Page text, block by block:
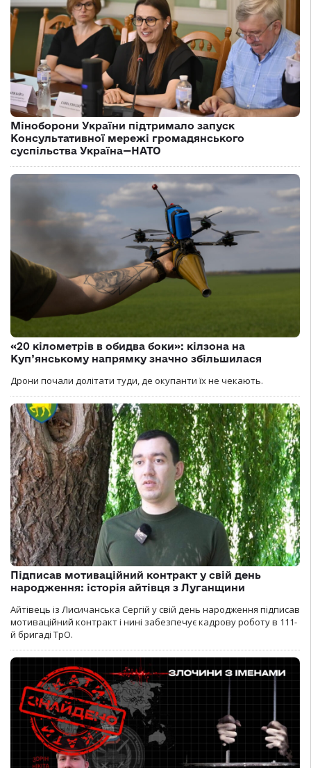
Міноборони України підтримало запуск
Консультативної мережі громадянського
суспільства Україна—НАТО
«20 кілометрів в обидва боки»: кілзона на
Куп’янському напрямку значно збільшилася
Дрони почали долітати туди, де окупанти їх не чекають.
Підписав мотиваційний контракт у свій день
народження: історія айтівця з Луганщини
Айтівець із Лисичанська Сергій у свій день народження підписав
мотиваційний контракт і нині забезпечує кадрову роботу в 111-
й бригаді ТрО.